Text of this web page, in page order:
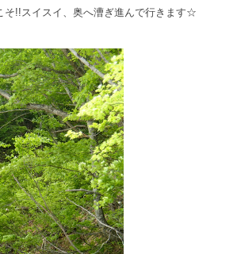
そ!!スイスイ、奥へ漕ぎ進んで行きます☆